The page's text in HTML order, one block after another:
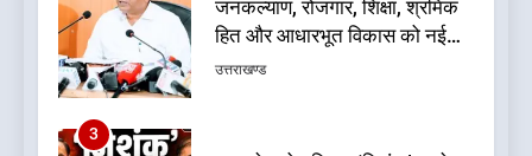
क्या रमेश पोखरियाल ‘निशंक’ बनने जा
रहे हैं उत्तराखंड भाजपा के नए प्रदेश
अध्यक्ष? राजनीति के गलियारों में
उत्तराखण्ड
4